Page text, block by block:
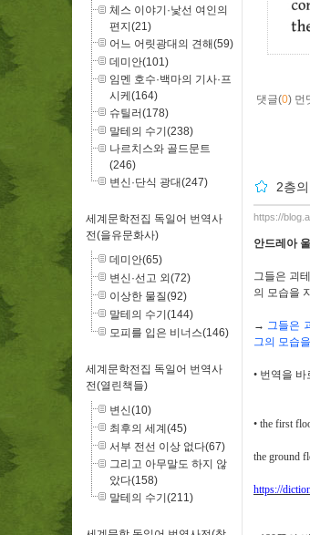
체스 이야기·낯선 여인의
편지(21)
어느 어릿광대의 견해(59)
데미안(101)
임멘 호수·백마의 기사·프
시케(164)
슈틸러(178)
말테의 수기(238)
나르치스와 골드문트
(246)
변신·단식 광대(247)
세계문학전집 독일어 번역사
전(을유문화사)
데미안(65)
변신·선고 외(72)
이상한 물질(92)
말테의 수기(144)
모피를 입은 비너스(146)
세계문학전집 독일어 번역사
전(열린책들)
변신(10)
최후의 세계(45)
서부 전선 이상 없다(67)
그리고 아무말도 하지 않
았다(158)
말테의 수기(211)
댓글(0) 먼
2층
https://
안드레아
그들은 괴
의 모습을
→ 그들은
그의 모습
• 번역을 바
• the first
the ground
https://